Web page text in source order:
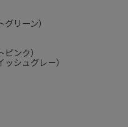
リーン）
ンク）
シュグレ－）